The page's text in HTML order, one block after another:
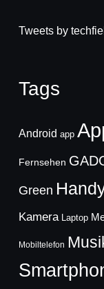
Tweets by
Tags
Android app
Fernsehen
Green
Kamera Laptop
Mobiltelefon